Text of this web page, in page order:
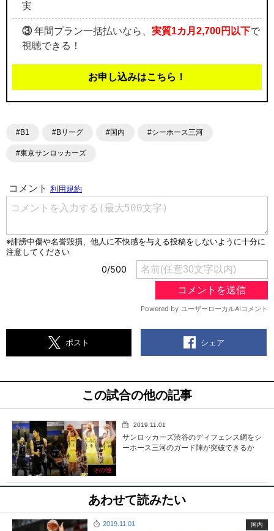
実
③年間プラン一括払いなら、 実質1カ月2,700円以下で
視聴できる！
お申し込みはこちら！
#B1 #Bリーグ #国内 #シーホース三河
#東京サンロッカーズ
ポスト シェア
この試合の他の記事
その他
2019.11.01
サンロッカーズ渋谷のディフェンス網をシ
ーホース三河のガード陣が突破できるか
あわせて読みたい
2019.11.01 国内